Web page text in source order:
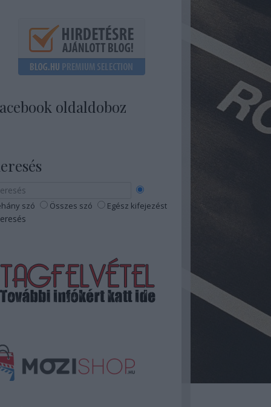
oldaldoboz
szó Összes szó Egész kifejezést